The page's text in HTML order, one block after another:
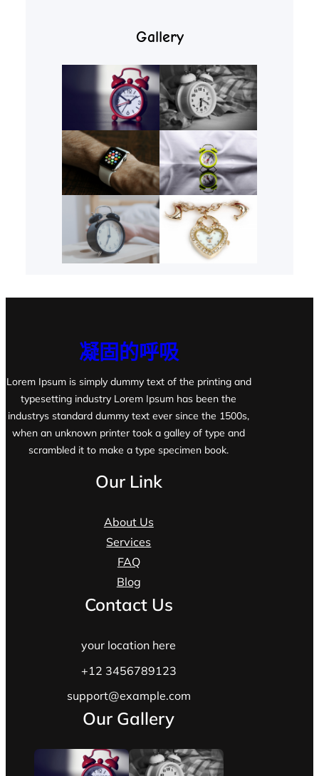
Gallery
凝固的呼吸
Lorem Ipsum is simply dummy text of the printing and
typesetting industry Lorem Ipsum has been the
industrys standard dummy text ever since the 1500s,
when an unknown printer took a galley of type and
scrambled it to make a type specimen book.
Our Link
About Us
Services
FAQ
Blog
Contact Us
your location here
+12 3456789123
support@example.com
Our Gallery